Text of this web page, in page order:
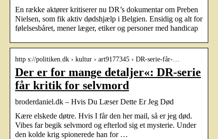
En række aktører kritiserer nu DR’s dokumentar om Preben
Nielsen, som fik aktiv dødshjælp i Belgien. Ensidig og alt for
følelsesbåret, mener læger, etiker og personer med handicap
http s://politiken.dk › kultur › art9177345 › DR-serie-får-…
Der er for mange detaljer«: DR-serie
får kritik for selvmord
broderdaniel.dk – Hvis Du Læser Dette Er Jeg Død
Kære elskede døtre. Hvis I får den her mail, så er jeg død.
Vibes far begik selvmord og efterlod sig et mysterie. Under
den kolde krig spionerede han for …